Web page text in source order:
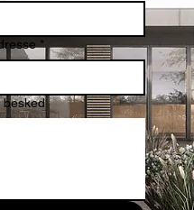
*
besked